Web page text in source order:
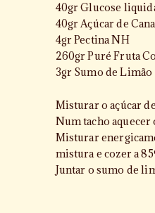
40gr Glucose
40gr Açúcar de Cana
4gr Pectina NH
260gr Puré Fruta
3gr Sumo de Limão
Misturar o açúcar
Num tacho aquecer
Misturar
mistura e cozer a
Juntar o sumo de